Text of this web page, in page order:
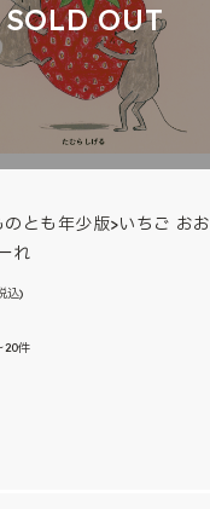
SOLD OUT
のとも年少版>いちご おお
れ
込)
20件